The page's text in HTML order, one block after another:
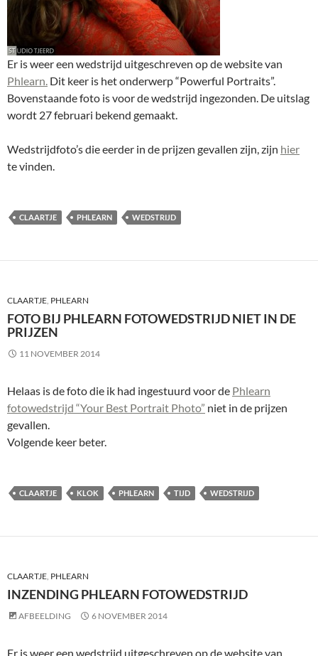
Er is weer een wedstrijd uitgeschreven op de website van
Phlearn. Dit keer is het onderwerp “Powerful Portraits”.
Bovenstaande foto is voor de wedstrijd ingezonden. De uitslag
wordt 27 februari bekend gemaakt.
Wedstrijdfoto’s die eerder in de prijzen gevallen zijn, zijn hier
te vinden.
CLAARTJE PHLEARN WEDSTRIJD
CLAARTJE PHLEARN
FOTO BIJ PHLEARN FOTOWEDSTRIJD NIET IN DE
PRIJZEN
11 NOVEMBER 2014
Helaas is de foto die ik had ingestuurd voor de Phlearn
fotowedstrijd “Your Best Portrait Photo” niet in de prijzen
gevallen.
Volgende keer beter.
CLAARTJE KLOK PHLEARN TIJD WEDSTRIJD
CLAARTJE PHLEARN
INZENDING PHLEARN FOTOWEDSTRIJD
AFBEELDING 6 NOVEMBER 2014
Er is weer een wedstrijd uitgeschreven op de website van